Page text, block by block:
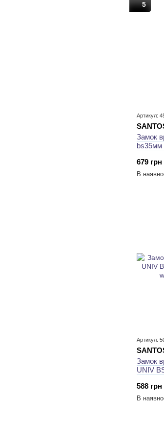
5
Артикул:
Замок
bs35мм
679 грн
В
Артикул:
Замок
UNIV
588 грн
В